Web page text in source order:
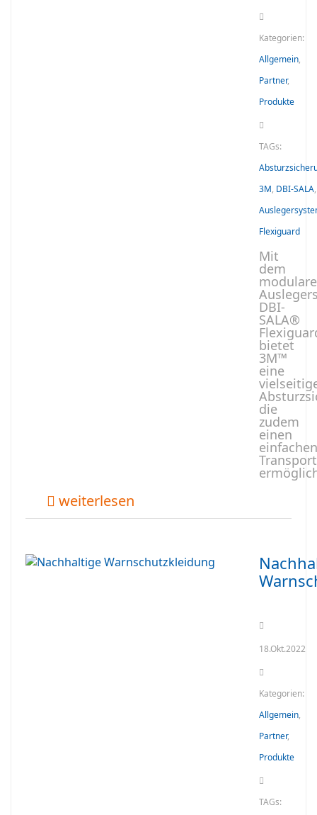
Kategorien:
Allgemein,
Partner,
Produkte
TAGs:
3M, DBI-SALA,
Flexiguard
Mit
dem
DBI-
SALA®
bietet
3M™
eine
die
zudem
einen
einfachen
Transport
weiterlesen
18.Okt.2022
Kategorien:
Allgemein,
Partner,
Produkte
TAGs: